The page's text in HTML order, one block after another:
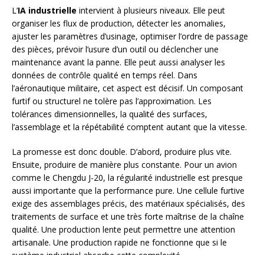
L’IA industrielle intervient à plusieurs niveaux. Elle peut
organiser les flux de production, détecter les anomalies,
ajuster les paramètres d’usinage, optimiser l’ordre de passage
des pièces, prévoir l’usure d’un outil ou déclencher une
maintenance avant la panne. Elle peut aussi analyser les
données de contrôle qualité en temps réel. Dans
l’aéronautique militaire, cet aspect est décisif. Un composant
furtif ou structurel ne tolère pas l’approximation. Les
tolérances dimensionnelles, la qualité des surfaces,
l’assemblage et la répétabilité comptent autant que la vitesse.
La promesse est donc double. D’abord, produire plus vite.
Ensuite, produire de manière plus constante. Pour un avion
comme le Chengdu J-20, la régularité industrielle est presque
aussi importante que la performance pure. Une cellule furtive
exige des assemblages précis, des matériaux spécialisés, des
traitements de surface et une très forte maîtrise de la chaîne
qualité. Une production lente peut permettre une attention
artisanale. Une production rapide ne fonctionne que si le